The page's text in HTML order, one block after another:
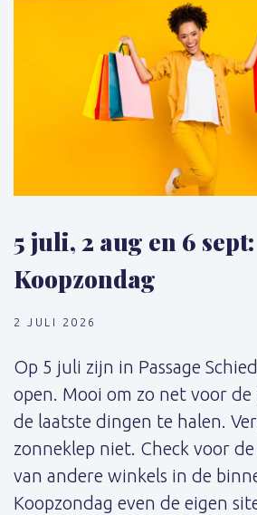
5 juli, 2 aug en 6 sept:
Koopzondag
2 JULI 2026
Op 5 juli zijn in Passage
open. Mooi om zo net voor
de laatste dingen te halen.
zonneklep niet. Check voor
van andere winkels in de
Koopzondag even de eigen